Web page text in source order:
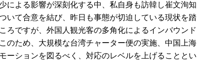
よる影響が深刻化する中、私自身も訪韓し崔文洵知
いて合意を結び、昨日も事態が切迫している現状を踏
ろですが、外国人観光客の多角化によるインバウンド
のため、大規模な台湾チャーター便の実施、中国上海
ーションを図るべく、対応のレベルを上げることとい